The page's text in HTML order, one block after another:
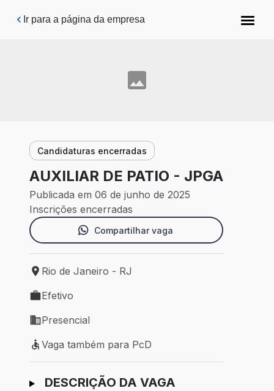
Pular para o conteúdo principal
Ir para a página da empresa
Candidaturas encerradas
AUXILIAR DE PATIO - JPGA
Publicada em 06 de junho de 2025
Inscrições encerradas
Compartilhar vaga
Local de trabalho: Rio de Janeiro - RJ
Rio de Janeiro - RJ
Tipo de vaga: Efetivo
Efetivo
Modelo de trabalho: Presencial
Presencial
Vaga também para PcD
Vaga também para PcD
Ir para candidatura
DESCRIÇÃO DA VAGA